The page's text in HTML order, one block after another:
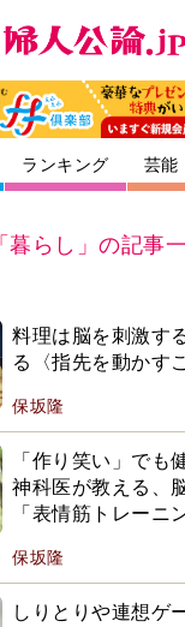
ランキング 芸能
「暮らし」の記事
料理は脳を刺激す
る〈指先を動かす
保坂隆
「作り笑い」で
神科医が教える、
「表情筋トレーニ
保坂隆
しりとりや連想ゲ